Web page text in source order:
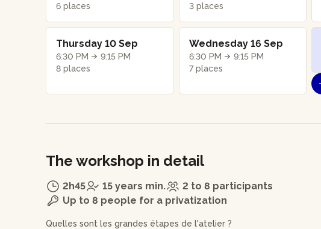
6 places
3 places
Thursday 10 Sep
6:30 PM
9:15 PM
8 places
Wednesday 16 Sep
6:30 PM
9:15 PM
7 places
The workshop in detail
2h45 15 years min.
2 to 8 participants
Up to 8 people for a privatization
Quelles sont les grandes étapes de l'atelier ?